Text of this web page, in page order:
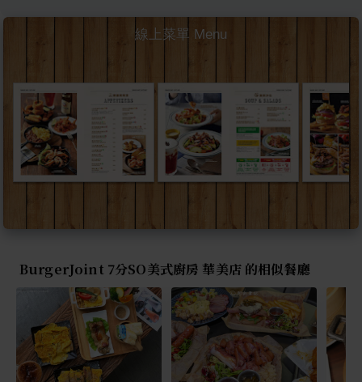
線上菜單 Menu
BurgerJoint 7分SO美式廚房 華美店 的相似餐廳